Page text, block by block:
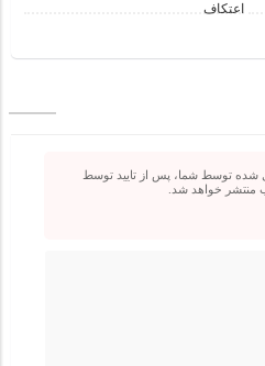
اعتکاف
شده توسط شما، پس از تایید توسط
منتشر خواهد شد.